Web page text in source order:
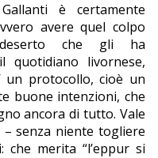
è certamente
avere quel colpo
che gli ha
quotidiano livornese,
un protocollo, cioè un
buone intenzioni, che
ancora di tutto. Vale
senza niente togliere
merita “l’eppur si